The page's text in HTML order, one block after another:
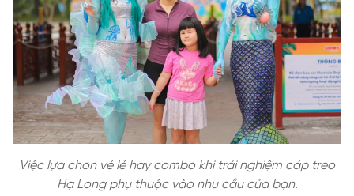
Việc lựa chọn vé lẻ hay combo khi trải nghiệm cáp treo
Hạ Long phụ thuộc vào nhu cầu của bạn.